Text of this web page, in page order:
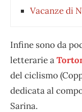
Vacanze di
Infine sono da
letterarie a
del ciclismo
dedicata al
Sarina.